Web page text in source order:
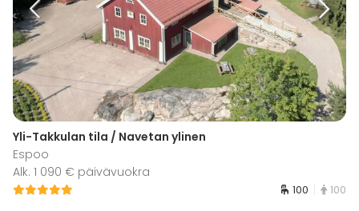
Yli-Takkulan tila / Navetan ylinen
Espoo
Alk. 1 090 € päivävuokra
100 100